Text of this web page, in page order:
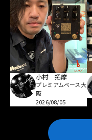
小村 拓摩
プレミアムベース大
阪
2026/08/05